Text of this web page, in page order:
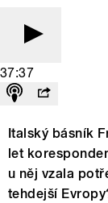
37:37
Italský básník
let
u něj vzala
tehdejší